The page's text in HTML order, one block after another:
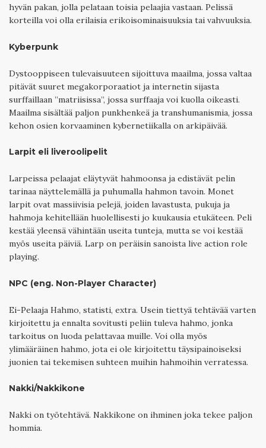
hyvän pakan, jolla pelataan toisia pelaajia vastaan. Pelissä
korteilla voi olla erilaisia erikoisominaisuuksia tai vahvuuksia.
Kyberpunk
Dystooppiseen tulevaisuuteen sijoittuva maailma, jossa valtaa
pitävät suuret megakorporaatiot ja internetin sijasta
surffaillaan ”matriisissa”, jossa surffaaja voi kuolla oikeasti.
Maailma sisältää paljon punkhenkeä ja transhumanismia, jossa
kehon osien korvaaminen kybernetiikalla on arkipäivää.
Larpit eli liveroolipelit
Larpeissa pelaajat eläytyvät hahmoonsa ja edistävät pelin
tarinaa näyttelemällä ja puhumalla hahmon tavoin. Monet
larpit ovat massiivisia pelejä, joiden lavastusta, pukuja ja
hahmoja kehitellään huolellisesti jo kuukausia etukäteen. Peli
kestää yleensä vähintään useita tunteja, mutta se voi kestää
myös useita päiviä. Larp on peräisin sanoista live action role
playing.
NPC (eng. Non-Player Character)
Ei-Pelaaja Hahmo, statisti, extra. Usein tiettyä tehtävää varten
kirjoitettu ja ennalta sovitusti peliin tuleva hahmo, jonka
tarkoitus on luoda pelattavaa muille. Voi olla myös
ylimääräinen hahmo, jota ei ole kirjoitettu täysipainoiseksi
juonien tai tekemisen suhteen muihin hahmoihin verratessa.
Nakki/Nakkikone
Nakki on työtehtävä. Nakkikone on ihminen joka tekee paljon
hommia.